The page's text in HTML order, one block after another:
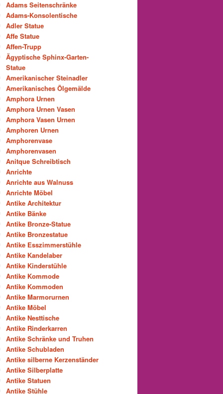
Adams Seitenschränke
Adams-Konsolentische
Adler Statue
Affe Statue
Affen-Trupp
Ägyptische Sphinx-Garten-
Statue
Amerikanischer Steinadler
Amerikanisches Ölgemälde
Amphora Urnen
Amphora Urnen Vasen
Amphora Vasen Urnen
Amphoren Urnen
Amphorenvase
Amphorenvasen
Anitque Schreibtisch
Anrichte
Anrichte aus Walnuss
Anrichte Möbel
Antike Architektur
Antike Bänke
Antike Bronze-Statue
Antike Bronzestatue
Antike Esszimmerstühle
Antike Kandelaber
Antike Kinderstühle
Antike Kommode
Antike Kommoden
Antike Marmorurnen
Antike Möbel
Antike Nesttische
Antike Rinderkarren
Antike Schränke und Truhen
Antike Schubladen
Antike silberne Kerzenständer
Antike Silberplatte
Antike Statuen
Antike Stühle